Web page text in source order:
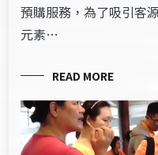
預購服務，為了吸引客
元素…
READ MORE